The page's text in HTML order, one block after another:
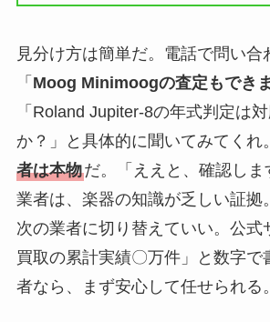
見分け方は簡単だ。電話で問い合
「 Moog Minimoogの査定もでき
「Roland Jupiter-8の年式判定は
か？」と具体的に聞いてみてくれ。
者は本物だ。「ええと、確認し
業者は、楽器の知識が乏しい証拠
次の業者に切り替えていい。公式
買取の累計実績〇万件」と数字で
者なら、まず安心して任せられる。